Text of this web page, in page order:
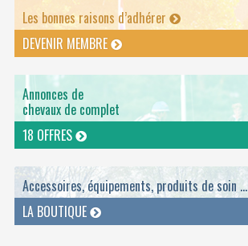
Les bonnes raisons d’adhérer
DEVENIR MEMBRE
Annonces de
chevaux de complet
18 OFFRES
Accessoires, équipements, produits de soin ...
LA BOUTIQUE